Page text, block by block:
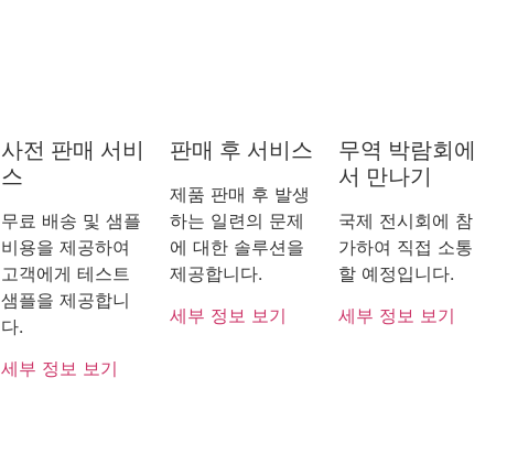
사전 판매 서비
스
무료 배송 및 샘플
비용을 제공하여
고객에게 테스트
샘플을 제공합니
다.
세부 정보 보기
판매 후 서비스
제품 판매 후 발생
하는 일련의 문제
에 대한 솔루션을
제공합니다.
세부 정보 보기
무역 박람회에
서 만나기
국제 전시회에 참
가하여 직접 소통
할 예정입니다.
세부 정보 보기